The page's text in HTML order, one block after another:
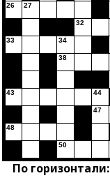
По горизонтали:
26
33
43
48
27
34
38
50
32
44
47